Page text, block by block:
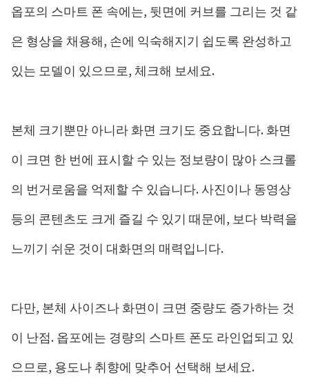
옵포의 스마트 폰 속에는, 뒷면에 커브를 그리는 것 같
은 형상을 채용해, 손에 익숙해지기 쉽도록 완성하고
있는 모델이 있으므로, 체크해 보세요.
본체 크기뿐만 아니라 화면 크기도 중요합니다. 화면
이 크면 한 번에 표시할 수 있는 정보량이 많아 스크롤
의 번거로움을 억제할 수 있습니다. 사진이나 동영상
등의 콘텐츠도 크게 즐길 수 있기 때문에, 보다 박력을
느끼기 쉬운 것이 대화면의 매력입니다.
다만, 본체 사이즈나 화면이 크면 중량도 증가하는 것
이 난점. 옵포에는 경량의 스마트 폰도 라인업되고 있
으므로, 용도나 취향에 맞추어 선택해 보세요.